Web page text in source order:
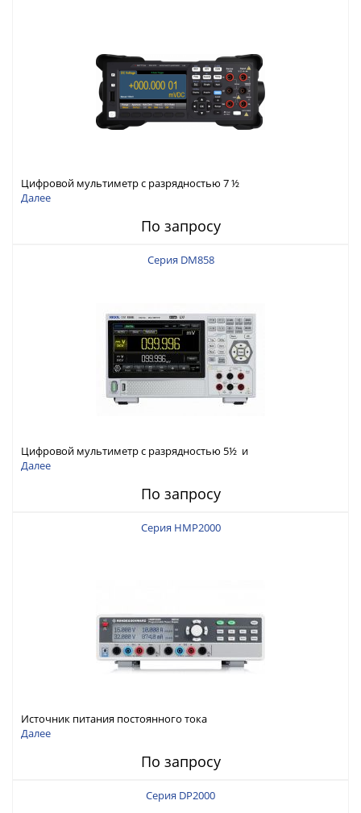
Цифровой мультиметр с разрядностью 7 ½
Далее
По запросу
Серия DM858
Цифровой мультиметр с разрядностью 5½ и
интерфейсами USB-device, USB-host, LAN и Web control
Далее
По запросу
Серия HMP2000
Источник питания постоянного тока
Далее
По запросу
Серия DP2000